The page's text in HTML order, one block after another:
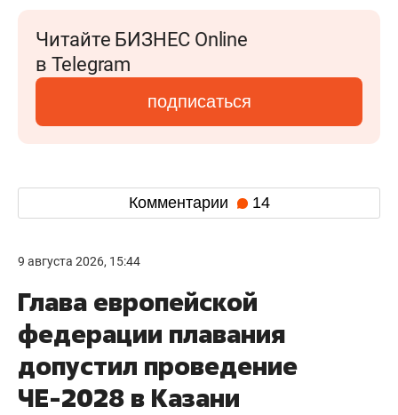
Читайте БИЗНЕС Online
в Telegram
подписаться
Комментарии 14
9 августа 2026, 15:44
Глава европейской
федерации плавания
допустил проведение
ЧЕ-2028 в Казани